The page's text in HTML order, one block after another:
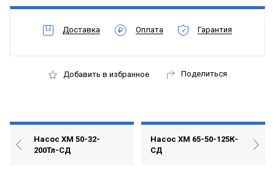
Доставка Оплата Гарантия
Добавить в избранное Поделиться
Насос ХМ 50-32-
200Тл-СД
Насос ХМ 65-50-125К-
СД